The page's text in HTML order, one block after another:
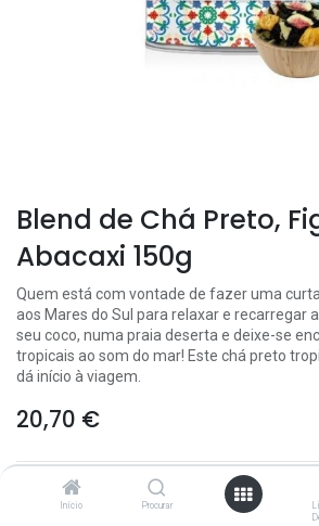
Início Procurar
Blend de Chá Preto,
Abacaxi 150g
Quem está com vontade de fazer uma
aos Mares do Sul para relaxar e recarregar
seu coco, numa praia deserta e deixe-se
tropicais ao som do mar! Este chá preto
dá início à viagem.
20,70 €